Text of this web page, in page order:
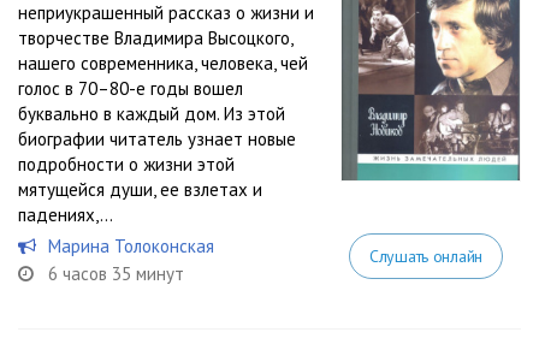
неприукрашенный рассказ о жизни и
творчестве Владимира Высоцкого,
нашего современника, человека, чей
голос в 70–80-е годы вошел
буквально в каждый дом. Из этой
биографии читатель узнает новые
подробности о жизни этой
мятущейся души, ее взлетах и
падениях,...
Марина Толоконская
6 часов 35 минут
Слушать онлайн